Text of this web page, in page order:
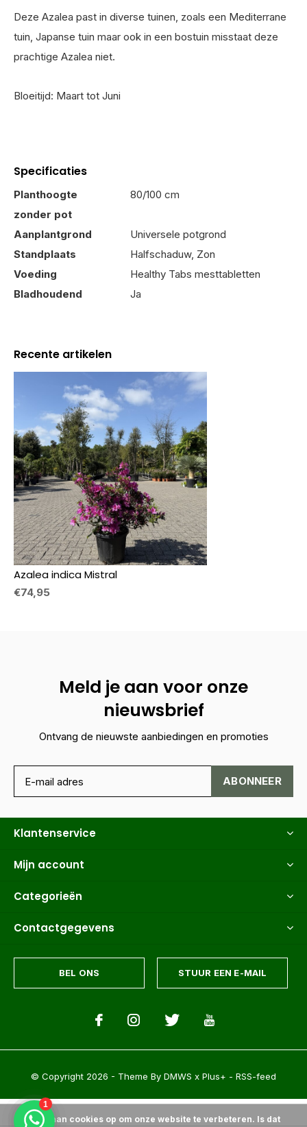
Deze Azalea past in diverse tuinen, zoals een Mediterrane
tuin, Japanse tuin maar ook in een bostuin misstaat deze
prachtige Azalea niet.
Bloeitijd: Maart tot Juni
Specificaties
Planthoogte
zonder pot
80/100 cm
Aanplantgrond
Universele potgrond
Standplaats
Halfschaduw, Zon
Voeding
Healthy Tabs mesttabletten
Bladhoudend
Ja
Recente artikelen
Azalea indica Mistral
€74,95
Meld je aan voor onze
nieuwsbrief
Ontvang de nieuwste aanbiedingen en promoties
ABONNEER
Klantenservice
Mijn account
Categorieën
Contactgegevens
BEL ONS STUUR EEN E-MAIL
© Copyright 2026 - Theme By DMWS x Plus+ - RSS-feed
Wij slaan cookies op om onze website te verbeteren. Is dat